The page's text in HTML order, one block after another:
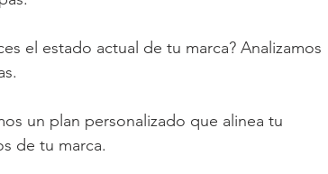
el estado actual de tu marca? Analizamos
un plan personalizado que alinea tu
de tu marca.